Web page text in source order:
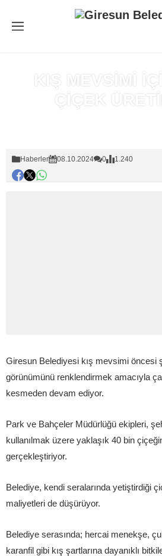
KIŞ MEVSİMİ
ÇİÇEK
Haberler 08.10.2024 0 1.240
Giresun Belediyesi kış mevsimi öncesi
görünümünü renklendirmek amacıyla
kesmeden devam ediyor.
Park ve Bahçeler Müdürlüğü ekipleri,
kullanılmak üzere yaklaşık 40 bin
gerçekleştiriyor.
Belediye, kendi seralarında yetiştirdiği
maliyetleri de düşürüyor.
Belediye serasında; hercai menekşe,
karanfil gibi kış şartlarına dayanıklı